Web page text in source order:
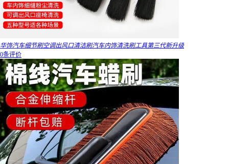
华饰汽车细节刷空调出风口清洁刷汽车内饰清洗刷工具第三代新升级
0条评价